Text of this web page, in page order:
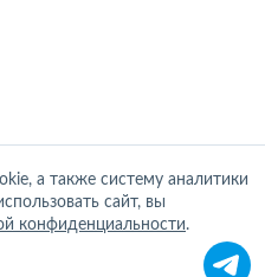
а также систему аналитики
сайт, вы
конфиденциальности.